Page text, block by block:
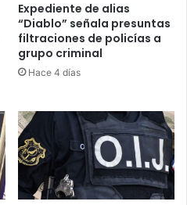
Expediente de alias
“Diablo” señala presuntas
filtraciones de policías a
grupo criminal
Hace 4 días